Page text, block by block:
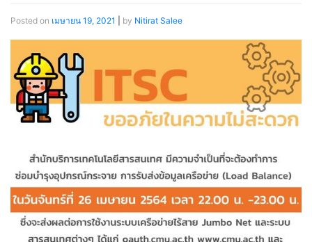
Posted on เมษายน 19, 2021 by Nitirat Salee